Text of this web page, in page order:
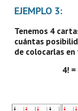
EJEMPLO 3:
Tenemos 4
cuántas
de colocarlas
4!